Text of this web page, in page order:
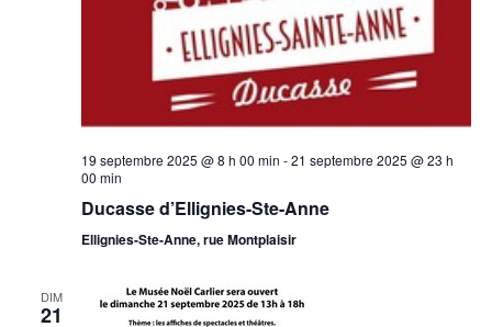
19 septembre 2025 @ 8 h 00 min -21 septembre 2025 @ 23 h
00 min
Ducasse d’Ellignies-Ste-Anne
Ellignies-Ste-Anne, rue Montplaisir
DIM
21